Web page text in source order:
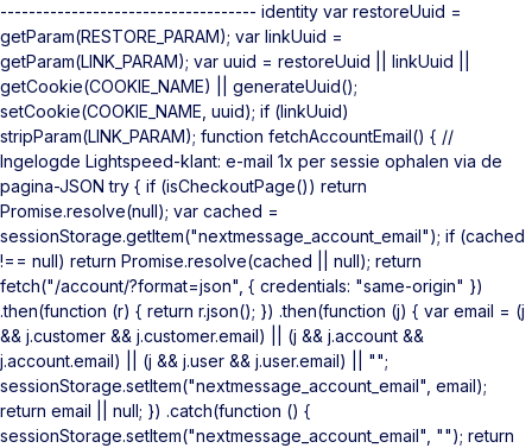
------------------------------------ identity var restoreUuid =
getParam(RESTORE_PARAM); var linkUuid =
getParam(LINK_PARAM); var uuid = restoreUuid || linkUuid ||
getCookie(COOKIE_NAME) || generateUuid();
setCookie(COOKIE_NAME, uuid); if (linkUuid)
stripParam(LINK_PARAM); function fetchAccountEmail() { //
Ingelogde Lightspeed-klant: e-mail 1x per sessie ophalen via de
pagina-JSON try { if (isCheckoutPage()) return
Promise.resolve(null); var cached =
sessionStorage.getItem("nextmessage_account_email"); if (cached
!== null) return Promise.resolve(cached || null); return
fetch("/account/?format=json", { credentials: "same-origin" })
.then(function (r) { return r.json(); }) .then(function (j) { var email = (j
&& j.customer && j.customer.email) || (j && j.account &&
j.account.email) || (j && j.user && j.user.email) || "";
sessionStorage.setItem("nextmessage_account_email", email);
return email || null; }) .catch(function () {
sessionStorage.setItem("nextmessage_account_email", ""); return